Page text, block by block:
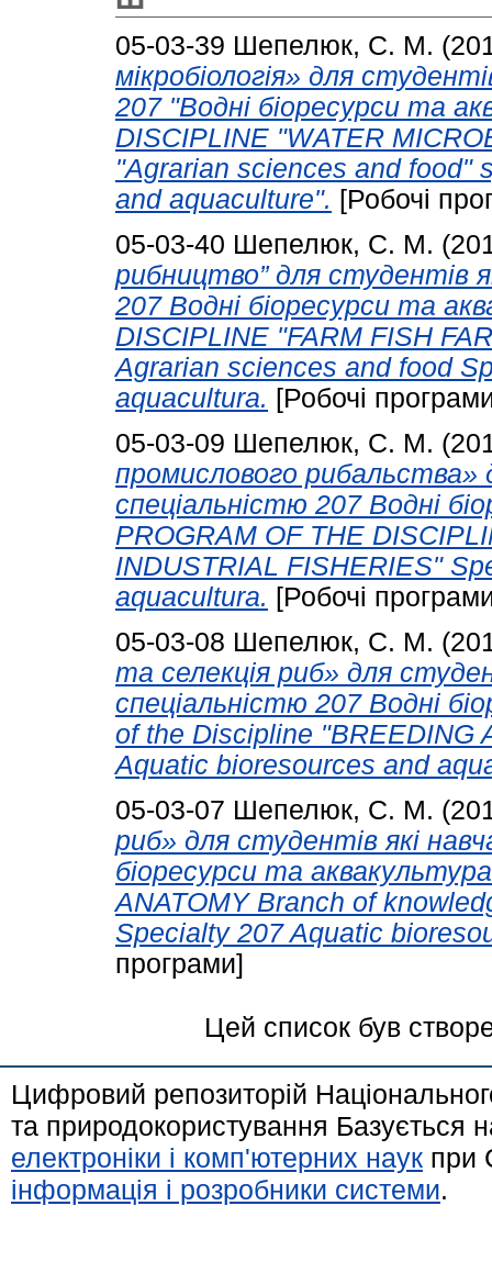
05-03-39 Шепелюк, С. М.
мікробіологія» для
207 "Водні біоресурси та
DISCIPLINE "WATER
"Agrarian sciences and food"
and aquaculturе". [Робочі
05-03-40 Шепелюк, С. М.
рибництво” для студентів
207 Водні біоресурси та
DISCIPLINE "FARM FISH
Agrarian sciences and food
aquacultura. [Робочі
05-03-09 Шепелюк, С. М.
промислового рибальства»
спеціальністю 207 Водні
PROGRAM OF THE
INDUSTRIAL FISHERIES"
aquacultura. [Робочі
05-03-08 Шепелюк, С. М.
та селекція риб» для
спеціальністю 207 Водні
of the Discipline "BREEDING
Aquatic bioresources and
05-03-07 Шепелюк, С. М.
риб» для студентів які
біоресурси та
ANATOMY Branch of
Specialty 207 Aquatic
програми]
Цей список був
Цифровий репозиторій
та природокористування Базується
електроніки і комп'ютерних наук при
інформація і розробники системи.